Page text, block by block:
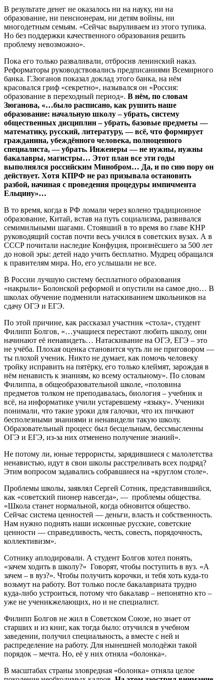
В результате денег не оказалось ни на науку, ни на
образование, ни пенсионерам, ни детям войны, ни
многодетным семьям. «Сейчас выруливаем из этого тупика.
Но без поддержки качественного образования решить
проблему невозможно».
Пока его только разваливали, отбросив ленинский наказ.
Реформаторы руководствовались предписаниями Всемирного
банка. Г.Зюганов показал доклад этого банка, на нём
красовался гриф «секретно», назывался он «Россия:
образование в переходный период». В нём, по словам
Зюганова, «…было расписано, как рушить наше
образование: начальную школу – убрать, систему
общественных дисциплин – убрать, базовые предметы —
математику, русский, литературу, — всё, что формирует
гражданина, убеждённого человека, полноценного
специалиста, — убрать. Инженеры — не нужны, нужны
бакалавры, магистры… Этот план все эти годы
выполнялся российским Минобром… Да, и по сию пору он
действует. Хотя КПРФ не раз призывала остановить
разбой, начиная с проведения процедуры импичмента
Ельцину»…
В то время, когда в РФ ломали через колено традиционное
образование, Китай, встав на путь социализма, развивался
семимильными шагами. Стоявший в то время во главе КНР
руководящий состав почти весь учился в советских вузах. А в
СССР почитали наследие Конфуция, произнёсшего за 500 лет
до новой эры: детей надо учить бесплатно. Мудрец обращался
к правителям мира. Но, его услышали не все.
В России лучшую систему бесплатного образования
«накрыли» Болонской реформой и опустили на самое дно… В
школах обучение подменили натаскиванием школьников на
сдачу ОГЭ и ЕГЭ.
По этой причине, как рассказал участник «стола», студент
Филипп Болгов, «…учащиеся перестают любить школу, они
начинают её ненавидеть… Натаскивание на ОГЭ, ЕГЭ – это
не учёба. Плохая оценка становится чуть ли не приговором —
ты плохой ученик. Никто не думает, как помочь человеку
тройку исправить на пятёрку, его только клеймят, зарождая в
нём ненависть к знаниям, ко всему остальному». По словам
Филиппа, в общеобразовательной школе, «половина
предметов толком не преподавалась, биология – учебник и
всё, на информатике учили устаревшему «языку». Ученики
понимали, что такие уроки для галочки, что их пичкают
бесполезными знаниями и ненавидели такую школу.
Образовательный процесс был бесцельным, бессмысленны
ОГЭ и ЕГЭ, из-за них отменено получение знаний».
Не потому ли, юные террористы, зарядившиеся с малолетства
ненавистью, идут в свои школы расстреливать всех подряд?
Этим вопросом задавались собравшиеся на «круглом столе».
Проблемы школы, заявлял Сергей Сотник, представившийся,
как «советский пионер навсегда», — проблемы общества.
«Школа станет нормальной, когда обновится общество.
Сейчас система ценностей — деньги, власть и собственность.
Нам нужно поднять наши исконные русские, советские
ценности — справедливость, честь, совесть, порядочность,
коллективизм».
Сотнику аплодировали. А студент Болгов хотел понять,
«зачем ходить в школу?» Говорят, чтобы поступить в вуз. «А
зачем – в вуз?». Чтобы получить корочки, и тебя хоть куда-то
возьмут на работу. Вот только после бакалавриата трудно
куда-либо устроиться, потому что бакалавр – непонятно кто –
уже не ученикжелающих, но и не специалист.
Филипп Болгов не жил в Советском Союзе, но знает от
старших и из книг, как тогда было: отучился в учебном
заведении, получил специальность, а вместе с ней и
распределение на работу. Для нынешней молодёжи такой
порядок – мечта. Но, её у них отняла «болонка».
В масштабах страны зловредная «болонка» отняла целое